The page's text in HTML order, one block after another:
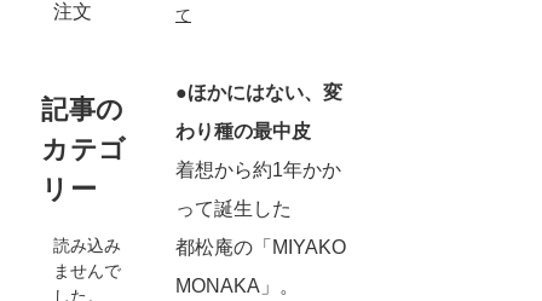
注文
記事の
カテゴ
リー
読み込み
ませんで
した。
て
●ほかにはない、変
わり種の最中皮
着想から約1年かか
って誕生した
都松庵の「MIYAKO
MONAKA」。